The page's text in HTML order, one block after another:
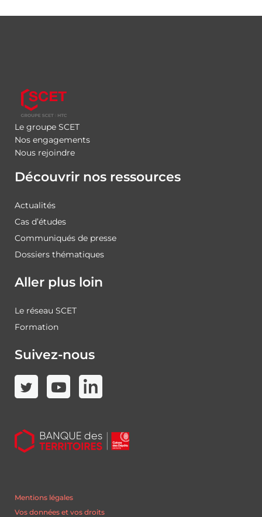
Le groupe SCET
Nos engagements
Nous rejoindre
Découvrir nos ressources
Actualités
Cas d’études
Communiqués de presse
Dossiers thématiques
Aller plus loin
Le réseau SCET
Formation
Suivez-nous
Mentions légales
Vos données et vos droits